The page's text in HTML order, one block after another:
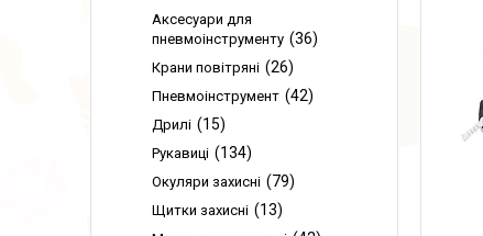
Аксесуари для
пневмоінструменту
36
Крани повітряні 26
Пневмоінструмент 42
Дрилі 15
Рукавиці 134
Окуляри захисні 79
Щитки захисні 13